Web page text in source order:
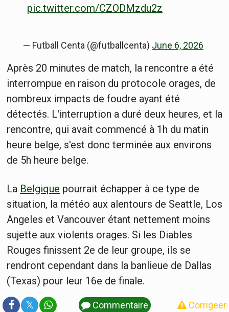
pic.twitter.com/CZODMzdu2z
— Futball Centa (@futballcenta) June 6, 2026
Après 20 minutes de match, la rencontre a été
interrompue en raison du protocole orages, de
nombreux impacts de foudre ayant été
détectés. L'interruption a duré deux heures, et la
rencontre, qui avait commencé à 1h du matin
heure belge, s'est donc terminée aux environs
de 5h heure belge.
La Belgique pourrait échapper à ce type de
situation, la météo aux alentours de Seattle, Los
Angeles et Vancouver étant nettement moins
sujette aux violents orages. Si les Diables
Rouges finissent 2e de leur groupe, ils se
rendront cependant dans la banlieue de Dallas
(Texas) pour leur 16e de finale.
𝕏 Commentaire Corrigeer